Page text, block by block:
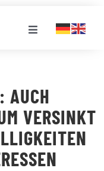
Toggle
AUCH
VERSINKT